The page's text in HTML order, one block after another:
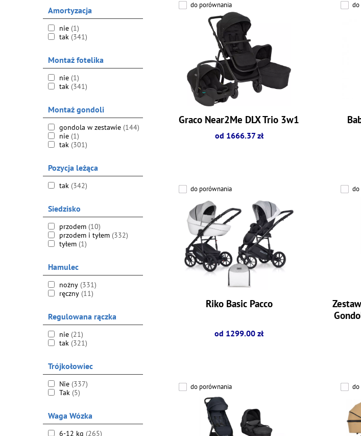
Amortyzacja
nie (1)
tak (341)
Montaż fotelika
nie (1)
tak (341)
Montaż gondoli
gondola w zestawie (144)
nie (1)
tak (301)
Pozycja leżąca
tak (342)
Siedzisko
przodem (10)
przodem i tyłem (332)
tyłem (1)
Hamulec
nożny (331)
ręczny (11)
Regulowana rączka
nie (21)
tak (321)
Trójkołowiec
Nie (337)
Tak (5)
Waga Wózka
6-12 kg (265)
do porównania
Graco Near2Me DLX Trio 3w1
od 1666.37 zł
do
do porównania
Riko Basic Pacco
od 1299.00 zł
do
do porównania do